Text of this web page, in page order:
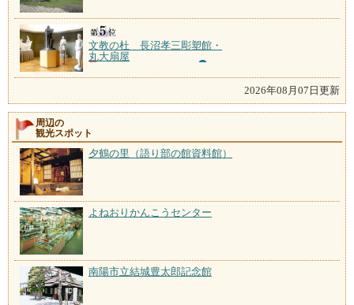
文教の杜 長沼孝三彫塑館・
丸大扇屋
2026年08月07日更新
周辺の
観光スポット
夕鶴の里（語り部の館資料館）
よねおりかんこうセンター
南陽市立結城豊太郎記念館